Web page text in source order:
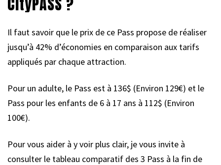
Il faut savoir que le prix de ce Pass propose de réaliser
jusqu’à 42% d’économies en comparaison aux tarifs
appliqués par chaque attraction.
Pour un adulte, le Pass est à 136$ (Environ 129€) et le
Pass pour les enfants de 6 à 17 ans à 112$ (Environ
100€).
Pour vous aider à y voir plus clair, je vous invite à
consulter le tableau comparatif des 3 Pass à la fin de